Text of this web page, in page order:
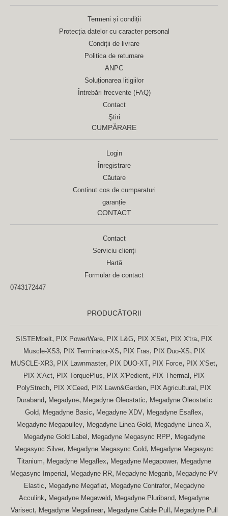
Termeni și condiții
Protecția datelor cu caracter personal
Condiții de livrare
Politica de returnare
ANPC
Soluționarea litigiilor
Întrebări frecvente (FAQ)
Contact
Ştiri
CUMPĂRARE
Login
Înregistrare
Căutare
Continut cos de cumparaturi
garanție
CONTACT
Contact
Serviciu clienți
Hartă
Formular de contact
0743172447
PRODUCĂTORII
SISTEMbelt, PIX PowerWare, PIX L&G, PIX X'Set, PIX X'tra, PIX
Muscle-XS3, PIX Terminator-XS, PIX Fras, PIX Duo-XS, PIX
MUSCLE-XR3, PIX Lawnmaster, PIX DUO-XT, PIX Force, PIX X'Set,
PIX X'Act, PIX TorquePlus, PIX X'Pedient, PIX Thermal , PIX
PolyStrech, PIX X'Ceed, PIX Lawn&Garden, PIX Agricultural , PIX
Duraband, Megadyne, Megadyne Oleostatic, Megadyne Oleostatic
Gold, Megadyne Basic, Megadyne XDV, Megadyne Esaflex,
Megadyne Megapulley, Megadyne Linea Gold, Megadyne Linea X,
Megadyne Gold Label , Megadyne Megasync RPP, Megadyne
Megasync Silver, Megadyne Megasync Gold, Megadyne Megasync
Titanium, Megadyne Megaflex, Megadyne Megapower, Megadyne
Megasync Imperial , Megadyne RR, Megadyne Megarib, Megadyne PV
Elastic, Megadyne Megaflat, Megadyne Contrafor, Megadyne
Acculink, Megadyne Megaweld, Megadyne Pluriband, Megadyne
Varisect, Megadyne Megalinear, Megadyne Cable Pull , Megadyne Pull